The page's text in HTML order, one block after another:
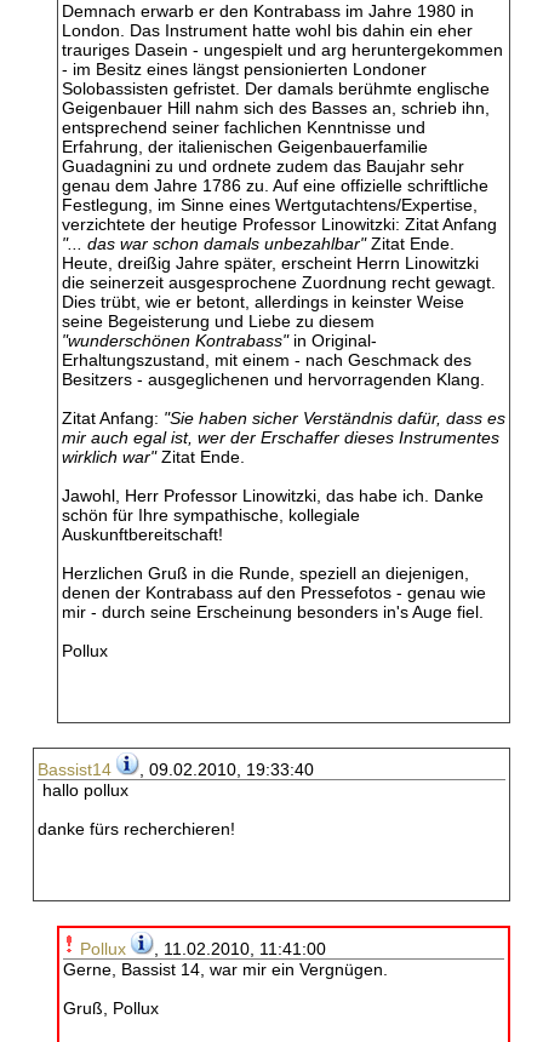
Demnach erwarb er den Kontrabass im Jahre 1980 in
London. Das Instrument hatte wohl bis dahin ein eher
trauriges Dasein - ungespielt und arg heruntergekommen
- im Besitz eines längst pensionierten Londoner
Solobassisten gefristet. Der damals berühmte englische
Geigenbauer Hill nahm sich des Basses an, schrieb ihn,
entsprechend seiner fachlichen Kenntnisse und
Erfahrung, der italienischen Geigenbauerfamilie
Guadagnini zu und ordnete zudem das Baujahr sehr
genau dem Jahre 1786 zu. Auf eine offizielle schriftliche
Festlegung, im Sinne eines Wertgutachtens/Expertise,
verzichtete der heutige Professor Linowitzki: Zitat Anfang
"... das war schon damals unbezahlbar"Zitat Ende.
Heute, dreißig Jahre später, erscheint Herrn Linowitzki
die seinerzeit ausgesprochene Zuordnung recht gewagt.
Dies trübt, wie er betont, allerdings in keinster Weise
seine Begeisterung und Liebe zu diesem
"wunderschönen Kontrabass" in Original-
Erhaltungszustand, mit einem - nach Geschmack des
Besitzers - ausgeglichenen und hervorragenden Klang.
Zitat Anfang: "Sie haben sicher Verständnis dafür, dass es
mir auch egal ist, wer der Erschaffer dieses Instrumentes
wirklich war"Zitat Ende.
Jawohl, Herr Professor Linowitzki, das habe ich. Danke
schön für Ihre sympathische, kollegiale
Auskunftbereitschaft!
Herzlichen Gruß in die Runde, speziell an diejenigen,
denen der Kontrabass auf den Pressefotos - genau wie
mir - durch seine Erscheinung besonders in's Auge fiel.
Pollux
Bassist14
, 09.02.2010, 19:33:40
hallo pollux
danke fürs recherchieren!
Pollux
, 11.02.2010, 11:41:00
Gerne, Bassist 14, war mir ein Vergnügen.
Gruß, Pollux